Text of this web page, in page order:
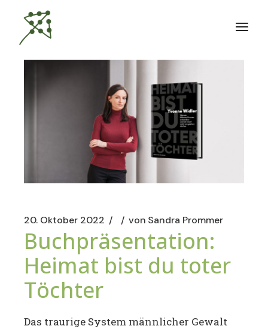
Inhalt
springen
20. Oktober 2022 von Sandra Prommer
Buchpräsentation:
Heimat bist du toter
Töchter
Das traurige System männlicher Gewalt